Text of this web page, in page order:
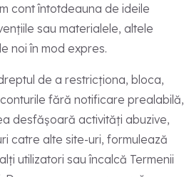
cont întotdeauna de ideile
sau materialele, altele
noi în mod expres.
de a restricționa, bloca,
fără notificare prealabilă,
desfășoară activități abuzive,
catre alte site-uri, formulează
utilizatori sau încalcă Termenii